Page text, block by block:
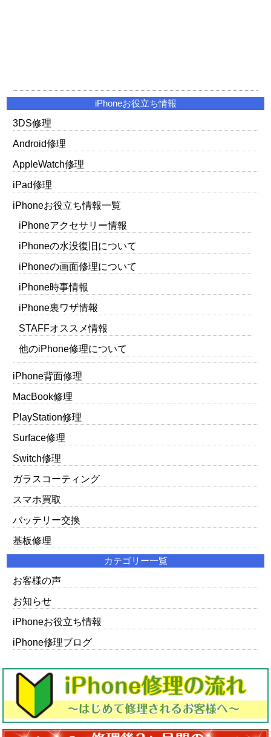
iPhoneお役立ち情報
3DS修理
Android修理
AppleWatch修理
iPad修理
iPhoneお役立ち情報一覧
iPhoneアクセサリー情報
iPhoneの水没復旧について
iPhoneの画面修理について
iPhone時事情報
iPhone裏ワザ情報
STAFFオススメ情報
他のiPhone修理について
iPhone背面修理
MacBook修理
PlayStation修理
Surface修理
Switch修理
ガラスコーティング
スマホ買取
バッテリー交換
基板修理
カテゴリー一覧
お客様の声
お知らせ
iPhoneお役立ち情報
iPhone修理ブログ